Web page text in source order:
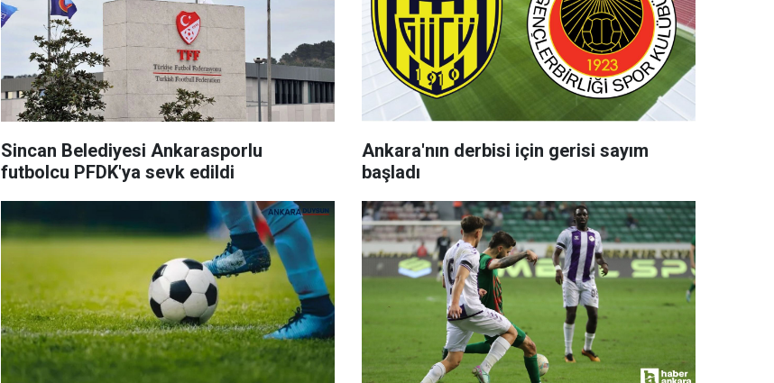
Sincan Belediyesi Ankarasporlu
futbolcu PFDK'ya sevk edildi
Ankara'nın derbisi için gerisi sayım
başladı